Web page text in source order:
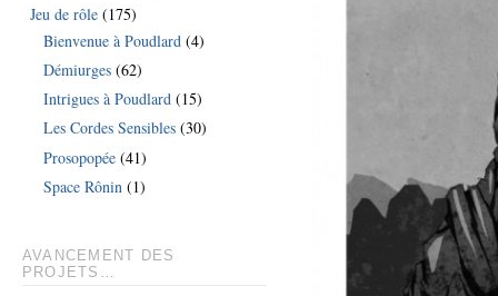
Jeu de rôle (175)
Bienvenue à Poudlard (4)
Démiurges (62)
Intrigues à Poudlard (15)
Les Cordes Sensibles (30)
Prosopopée (41)
Space Rônin (1)
AVANCEMENT DES
PROJETS…